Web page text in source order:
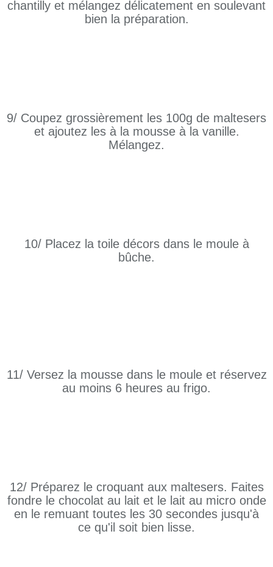
chantilly et mélangez délicatement en soulevant
bien la préparation.
9/ Coupez grossièrement les 100g de maltesers
et ajoutez les à la mousse à la vanille.
Mélangez.
10/ Placez la toile décors dans le moule à
bûche.
11/ Versez la mousse dans le moule et réservez
au moins 6 heures au frigo.
12/ Préparez le croquant aux maltesers. Faites
fondre le chocolat au lait et le lait au micro onde
en le remuant toutes les 30 secondes jusqu'à
ce qu'il soit bien lisse.